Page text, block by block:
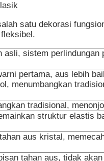
satu dekorasi
asli, sistem perlindungan
pertama, aus lebih
menumbangkan
tradisional,
struktur elastis
aus kristal,
tahan aus, tidak